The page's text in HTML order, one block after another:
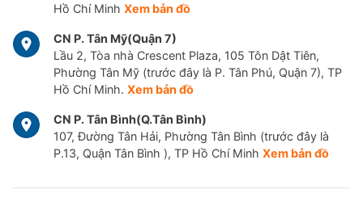
Hồ Chí Minh Xem bản đồ
CN P. Tân Mỹ(Quận 7)
Lầu 2, Tòa nhà Crescent Plaza, 105 Tôn Dật Tiên,
Phường Tân Mỹ (trước đây là P. Tân Phú, Quận 7), TP
Hồ Chí Minh. Xem bản đồ
CN P. Tân Bình(Q.Tân Bình)
107, Đường Tân Hải, Phường Tân Bình (trước đây là
P.13, Quận Tân Bình ), TP Hồ Chí Minh Xem bản đồ